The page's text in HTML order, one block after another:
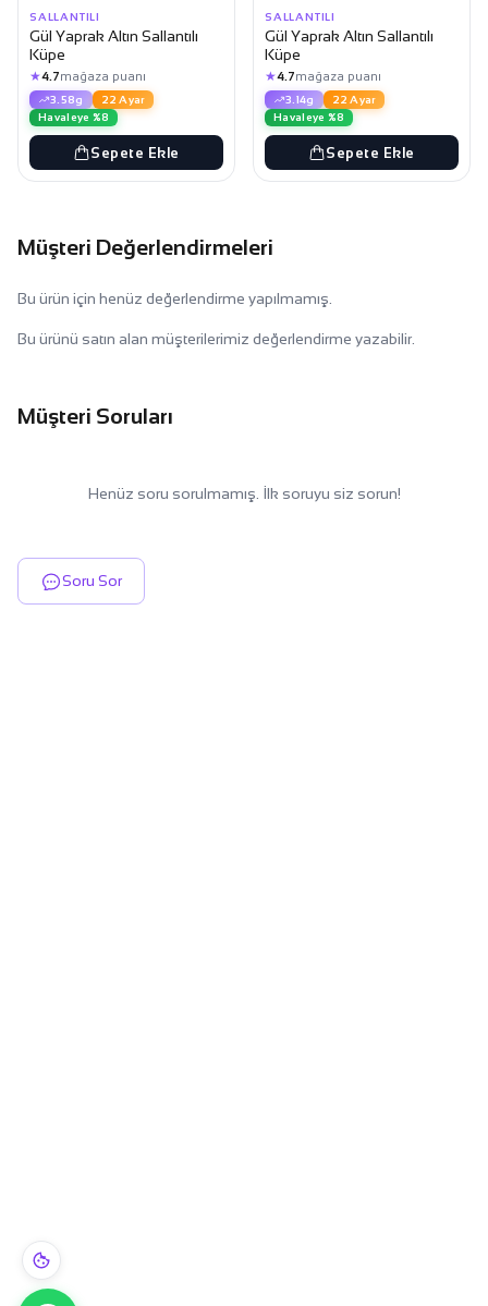
SALLANTILI
Gül Yaprak Altın Sallantılı
Küpe
★4.7mağaza puanı
3.58g
22 Ayar
Havaleye %8
Sepete Ekle
SALLANTILI
Gül Yaprak Altın Sallantılı
Küpe
★4.7mağaza puanı
3.14g
22 Ayar
Havaleye %8
Sepete Ekle
Müşteri Değerlendirmeleri
Bu ürün için henüz değerlendirme yapılmamış.
Bu ürünü satın alan müşterilerimiz değerlendirme yazabilir.
Müşteri Soruları
Henüz soru sorulmamış. İlk soruyu siz sorun!
Soru Sor